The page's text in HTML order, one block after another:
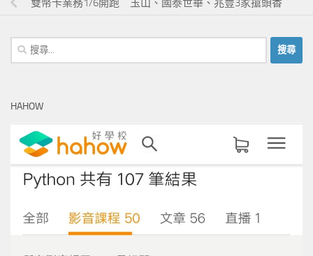
雙幣卡業務1/6開跑 玉山、國泰世華、兆豐3家搶頭香
搜
尋
字:
HAHOW